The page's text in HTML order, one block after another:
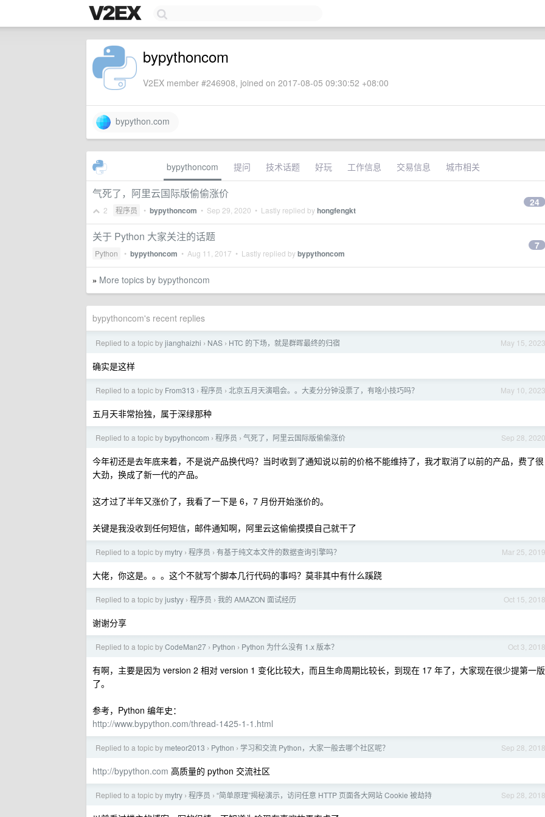
bypythoncom
V2EX member #246908, joined on 2017-08-05 09:30:52 +08:00
bypython.com
bypythoncom 提问 技术话题 好玩 工作信息 交易信息 城市相关
气死了，阿里云国际版偷偷涨价
2 程序员 • bypythoncom • Sep 29, 2020 • Lastly replied byhongfengkt
24
关于 Python 大家关注的话题
Python • bypythoncom • Aug 11, 2017 • Lastly replied bybypythoncom
7
» More topics by bypythoncom
bypythoncom's recent replies
May 15, 2023
Replied to a topic byjianghaizhi › NAS › HTC 的下场，就是群晖最终的归宿
确实是这样
May 10, 2023
Replied to a topic by From313 › 程序员 › 北京五月天演唱会。。大麦分分钟没票了，有啥小技巧吗？
五月天非常抬独，属于深绿那种
Sep 28, 2020
Replied to a topic bybypythoncom › 程序员 › 气死了，阿里云国际版偷偷涨价
今年初还是去年底来着，不是说产品换代吗？当时收到了通知说以前的价格不能维持了，我才取消了以前的产品，费了很
大劲，换成了新一代的产品。
这才过了半年又涨价了，我看了一下是 6，7 月份开始涨价的。
关键是我没收到任何短信，邮件通知啊，阿里云这偷偷摸摸自己就干了
Mar 25, 2019
Replied to a topic by mytry › 程序员 › 有基于纯文本文件的数据查询引擎吗？
大佬，你这是。。。这个不就写个脚本几行代码的事吗？莫非其中有什么蹊跷
Oct 15, 2018
Replied to a topic byjustyy › 程序员 › 我的 AMAZON 面试经历
谢谢分享
Oct 3, 2018
Replied to a topic byCodeMan27 › Python › Python 为什么没有 1.x 版本？
有啊，主要是因为 version 2 相对 version 1 变化比较大，而且生命周期比较长，到现在 17 年了，大家现在很少提第一版
了。
参考，Python 编年史：
http://www.bypython.com/thread-1425-1-1.html
Sep 28, 2018
Replied to a topic by meteor2013 › Python › 学习和交流 Python，大家一般去哪个社区呢？
http://bypython.com 高质量的 python 交流社区
Sep 28, 2018
Replied to a topic by mytry › 程序员 › “简单原理”揭秘演示，访问任意 HTTP 页面各大网站 Cookie 被劫持